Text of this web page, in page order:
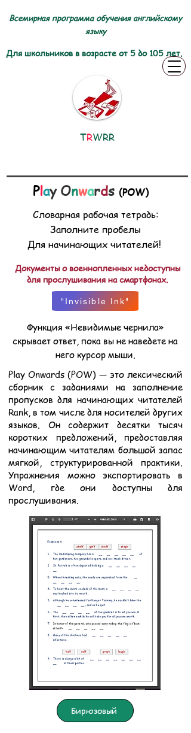
Всемирная программа обучения английскому
языку
Для школьников в возрасте от 5 до 105 лет.
TRWRR
Play Onwards (POW)
Словарная рабочая тетрадь:
Заполните пробелы
Для начинающих читателей!
Документы о военнопленных недоступны
для прослушивания на смартфонах.
"Invisible Ink"
Функция «Невидимые чернила»
скрывает ответ, пока вы не наведете на
него курсор мыши.
Play Onwards (POW) — это лексический
сборник с заданиями на заполнение
пропусков для начинающих читателей
Rank, в том числе для носителей других
языков. Он содержит десятки тысяч
коротких предложений, предоставляя
начинающим читателям большой запас
мягкой, структурированной практики.
Упражнения можно экспортировать в
Word, где они доступны для
прослушивания.
Бирюзовый